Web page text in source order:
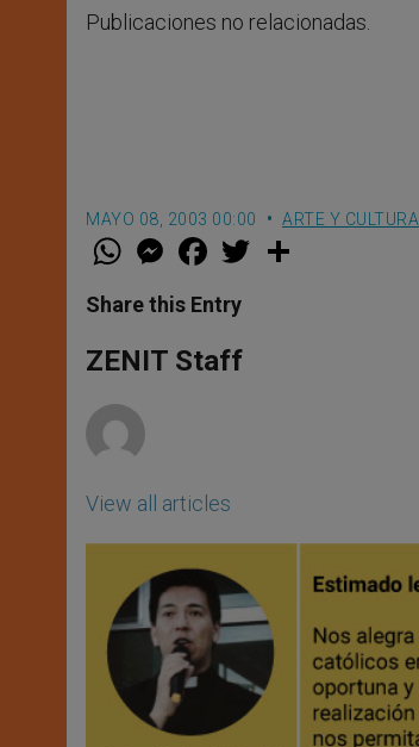
Publicaciones no relacionadas.
MAYO 08, 2003 00:00 ARTE Y CULTURA
W
t
s
p
p
M
e
s
e
g
e
F
a
e
b
o
k
w
Share this Entry
ZENIT Staff
View all articles